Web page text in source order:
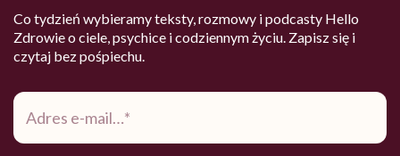
Co tydzień wybieramy teksty, rozmowy i podcasty Hello
Zdrowie o ciele, psychice i codziennym życiu. Zapisz się i
czytaj bez pośpiechu.
Adres
mail*